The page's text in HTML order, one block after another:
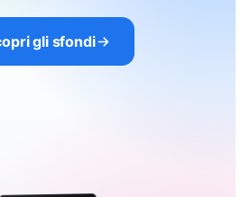
gli sfondi